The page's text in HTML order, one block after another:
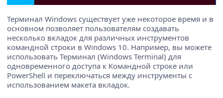
Терминал Windows существует уже некоторое время и в
основном позволяет пользователям создавать
несколько вкладок для различных инструментов
командной строки в Windows 10. Например, вы можете
использовать Терминал (Windows Terminal) для
одновременного доступа к Командной строке или
PowerShell и переключаться между инструменты с
использованием макета вкладок.